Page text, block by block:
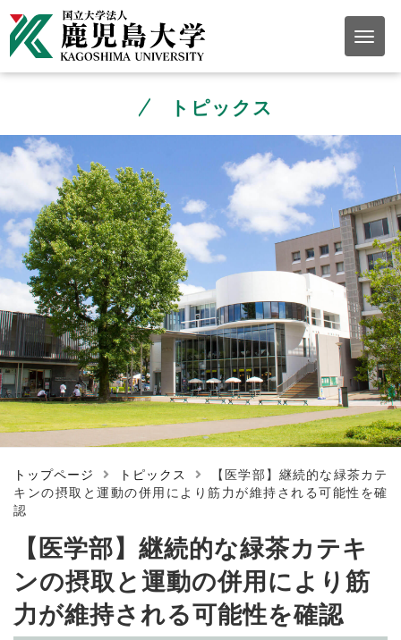
トピックス
トップページ トピックス
【医学部】継続的な緑茶カテ
キンの摂取と運動の併用により筋力が維持される可能性を確
認
【医学部】継続的な緑茶カテキ
ンの摂取と運動の併用により筋
力が維持される可能性を確認